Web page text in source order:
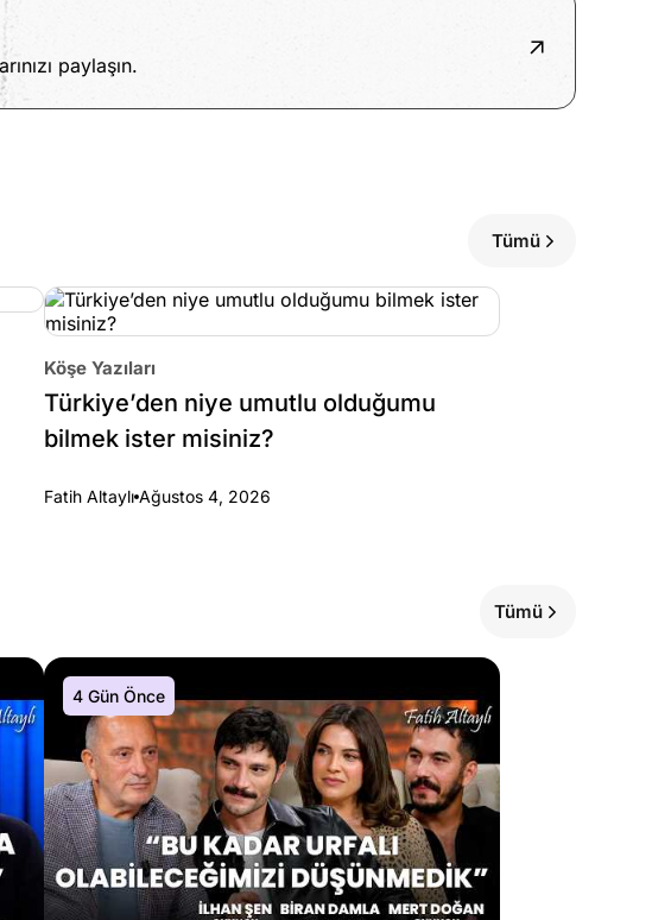
paylaşın.
Tümü
Köşe Yazıları
Türkiye’den niye umutlu olduğumu
bilmek ister misiniz?
Fatih Altaylı Ağustos 4, 2026
Tümü
4 Gün Önce